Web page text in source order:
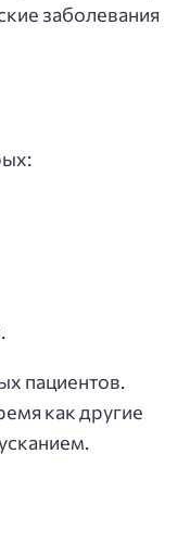
заболевания
пациентов.
как другие